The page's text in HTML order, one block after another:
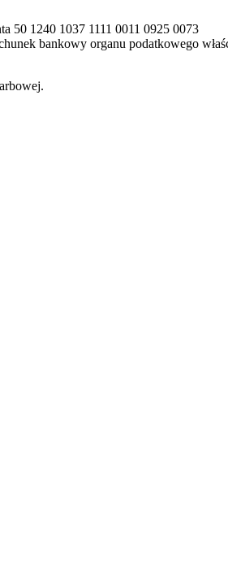
50 1240 1037 1111 0011 0925 0073
bankowy organu podatkowego